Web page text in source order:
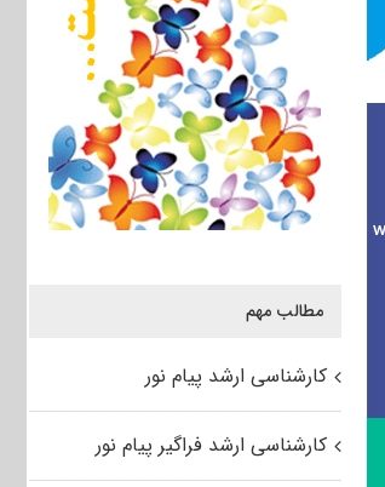
مطالب مهم
کارشناسی ارشد پیام نور
کارشناسی ارشد فراگیر پیام نور